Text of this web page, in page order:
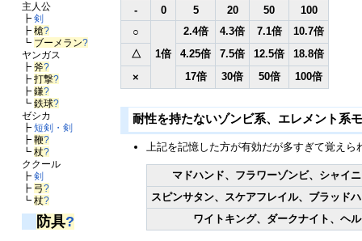
主人公
┣ 剣
┣ 槍?
┗ ブーメラン?
ヤンガス
┣ 斧?
┣ 打撃?
┣ 鎌?
┗ 鉄球?
ゼシカ
┣ 短剣・剣
┣ 鞭?
┗ 杖?
ククール
┣ 剣
┣ 弓?
┗ 杖?
防具?
-
0 5 20 50
100
○
1倍
2.4倍 4.3倍 7.1倍
10.7倍
△
4.25倍 7.5倍 12.5倍
18.8倍
×
17倍 30倍 50倍 100倍
耐性を持たないゾンビ系、エレメント系
上記を記憶した方が有効だが多すぎて覚え
マドハンド、フラワーゾンビ、シャイ
スピンサタン、スケアフレイル、ブラッド
ワイトキング、ダークナイト、ヘ